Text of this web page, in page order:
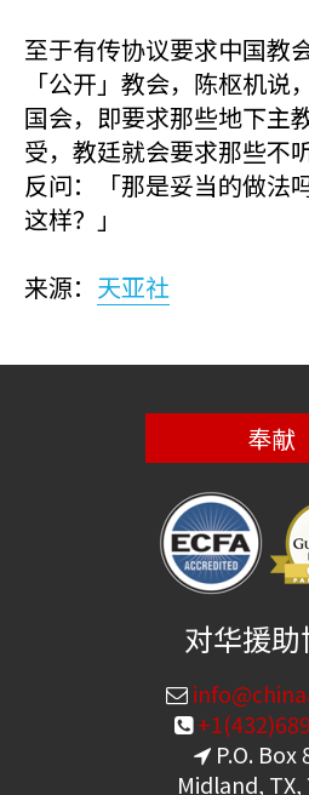
至于有传协议要求中国教
「公开」教会，陈枢机说
国会，即要求那些地下主
受，教廷就会要求那些不
反问：「那是妥当的做法
这样？」
来源： 天亚社
奉献
对华援助
P.O. Box
Midland, TX,